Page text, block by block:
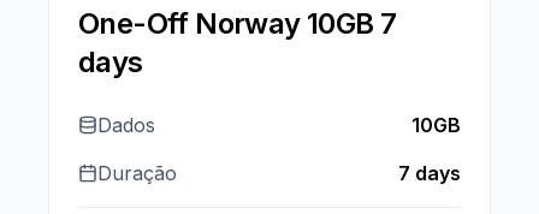
One-Off Norway 10GB 7
days
Dados
10GB
Duração
7 days